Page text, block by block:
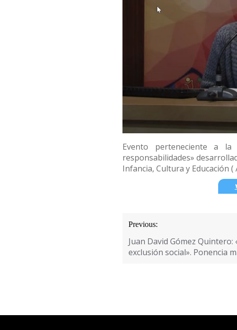
Evento perteneciente a la
responsabilidades»
Infancia, Cultura y Educación (
Navegación
de
entradas
Previous:
Juan David Gómez Quintero:
exclusión social». Ponencia